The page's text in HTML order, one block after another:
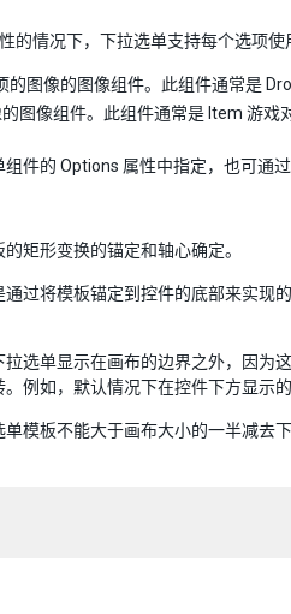
的情况下，下拉选单支持每个选项使
图像的图像组件。此组件通常是
图像组件。此组件通常是 Item 游戏
件的 Options 属性中指定，也可通过
矩形变换的锚定和轴心确定。
过将模板锚定到控件的底部来实现
选单显示在画布的边界之外，因为
例如，默认情况下在控件下方显示
模板不能大于画布大小的一半减